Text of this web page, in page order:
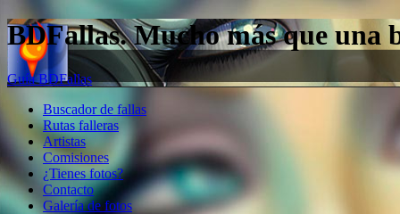
BDFallas. Mucho más que una
Guía BDFallas
Buscador de fallas
Rutas falleras
Artistas
Comisiones
¿Tienes fotos?
Contacto
Galería de fotos